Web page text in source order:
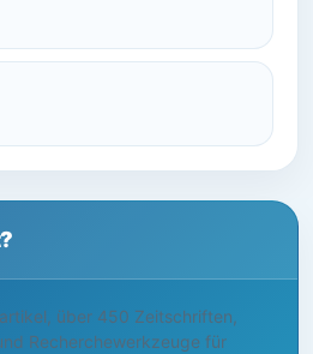
über 450 Zeitschriften,
Recherchewerkzeuge für